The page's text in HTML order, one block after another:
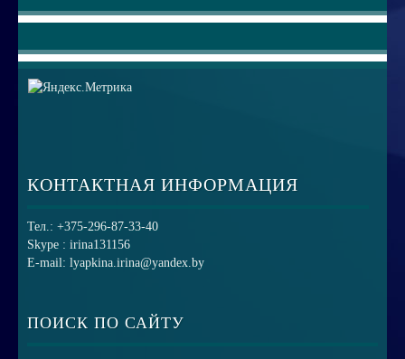
КОНТАКТНАЯ ИНФОРМАЦИЯ
Тел.: +375-296-87-33-40
Skype : irina131156
E-mail: lyapkina.irina@yandex.by
ПОИСК ПО САЙТУ